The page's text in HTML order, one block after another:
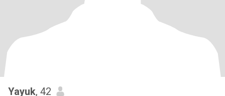
Yayuk, 42